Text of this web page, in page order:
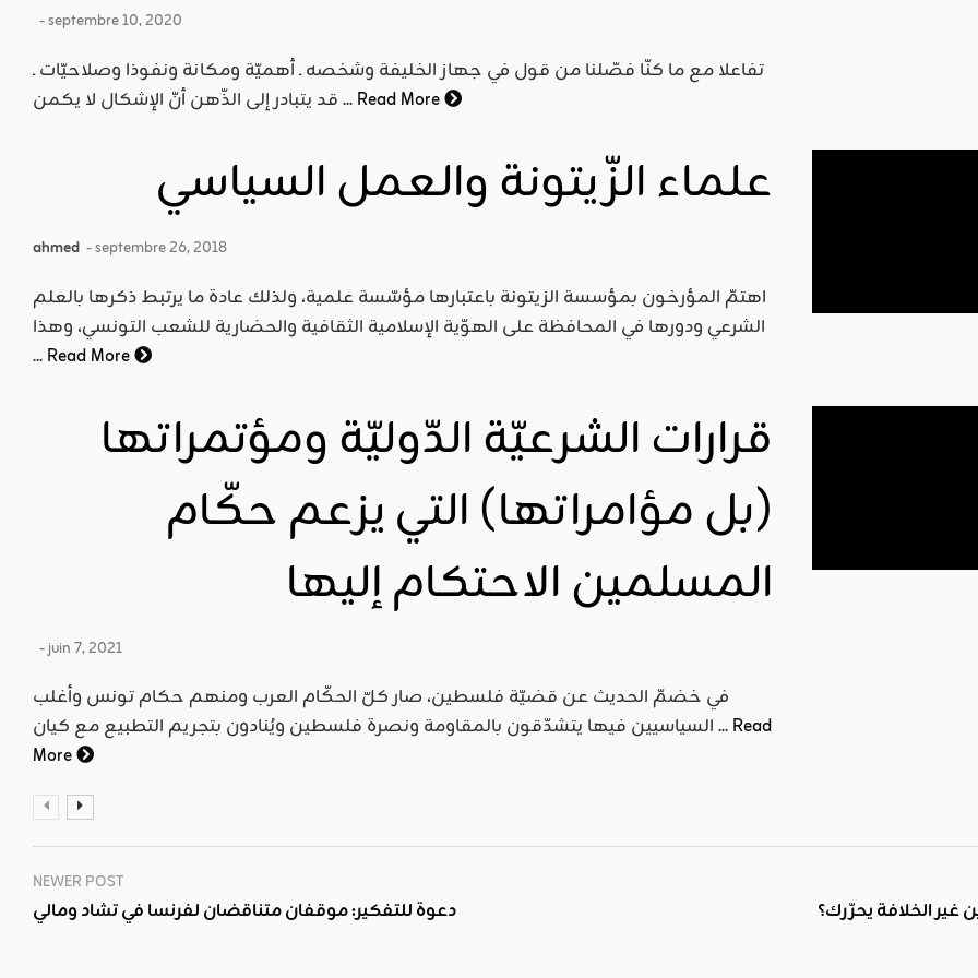
- septembre 10, 2020
تفاعلا مع ما كنّا فصّلنا من قول في جهاز الخليفة وشخصه ـ أهميّة ومكانة ونفوذا وصلاحيّات ـ
قد يتبادر إلى الذّهن أنّ الإشكال لا يكمن ...Read More
علماء الزّيتونة والعمل السياسي
ahmed - septembre 26, 2018
اهتمّ المؤرخون بمؤسسة الزيتونة باعتبارها مؤسّسة علمية، ولذلك عادة ما يرتبط ذكرها بالعلم
الشرعي ودورها في المحافظة على الهوّية الإسلامية الثقافية والحضارية للشعب التونسي، وهذا
...Read More
قرارات الشرعيّة الدّوليّة ومؤتمراتها
(بل مؤامراتها) التي يزعم حكّام
المسلمين الاحتكام إليها
- juin 7, 2021
في خضمّ الحديث عن قضيّة فلسطين، صار كلّ الحكّام العرب ومنهم حكام تونس وأغلب
السياسيين فيها يتشدّقون بالمقاومة ونصرة فلسطين ويُنادون بتجريم التطبيع مع كيان ...Read
More
NEWER POST
دعوة للتفكير: موقفان متناقضان لفرنسا في تشاد ومالي الخلافة يحرّرك؟
من جريدة